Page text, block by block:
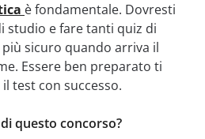
è fondamentale. Dovresti
studio e fare tanti quiz di
sicuro quando arriva il
Essere ben preparato ti
test con successo.
questo concorso?